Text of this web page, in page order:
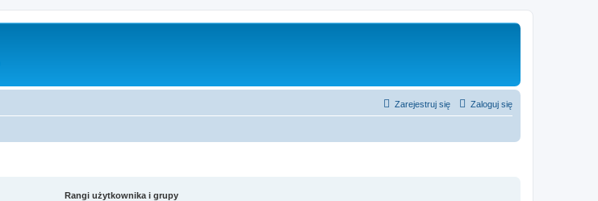
Zaloguj się
Zarejestruj się
Rangi użytkownika i grupy